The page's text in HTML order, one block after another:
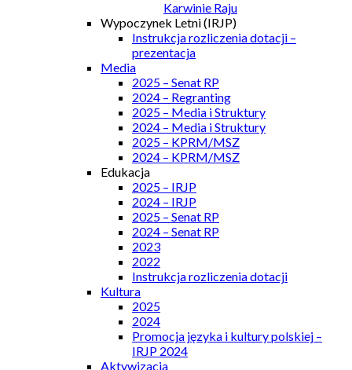
Karwinie Raju
Wypoczynek Letni (IRJP)
Instrukcja rozliczenia dotacji –
prezentacja
Media
2025 – Senat RP
2024 – Regranting
2025 – Media i Struktury
2024 – Media i Struktury
2025 – KPRM/MSZ
2024 – KPRM/MSZ
Edukacja
2025 – IRJP
2024 – IRJP
2025 – Senat RP
2024 – Senat RP
2023
2022
Instrukcja rozliczenia dotacji
Kultura
2025
2024
Promocja języka i kultury polskiej –
IRJP 2024
Aktywizacja